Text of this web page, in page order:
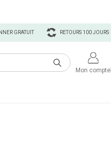
RETOURS 100 JOURS
GRATUIT
Mon compte